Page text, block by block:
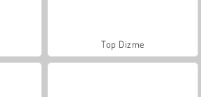
Top Dizme